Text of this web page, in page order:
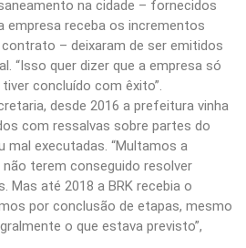
na cidade – fornecidos
empresa receba os incrementos
– deixaram de ser emitidos
“Isso quer dizer que a empresa só
concluído com êxito”.
desde 2016 a prefeitura vinha
com ressalvas sobre partes do
mal executadas. “Multamos a
terem conseguido resolver
Mas até 2018 a BRK recebia o
por conclusão de etapas, mesmo
o que estava previsto”,